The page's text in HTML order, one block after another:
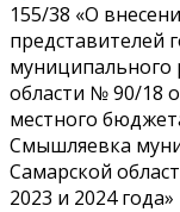
155/38 «О
представителей
муниципального
области № 90/18
местного
Смышляевка
Самарской
2023 и 2024 года»